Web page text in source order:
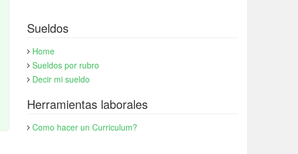
Sueldos
Home
Sueldos por rubro
Decir mi sueldo
Herramientas laborales
Como hacer un Curriculum?